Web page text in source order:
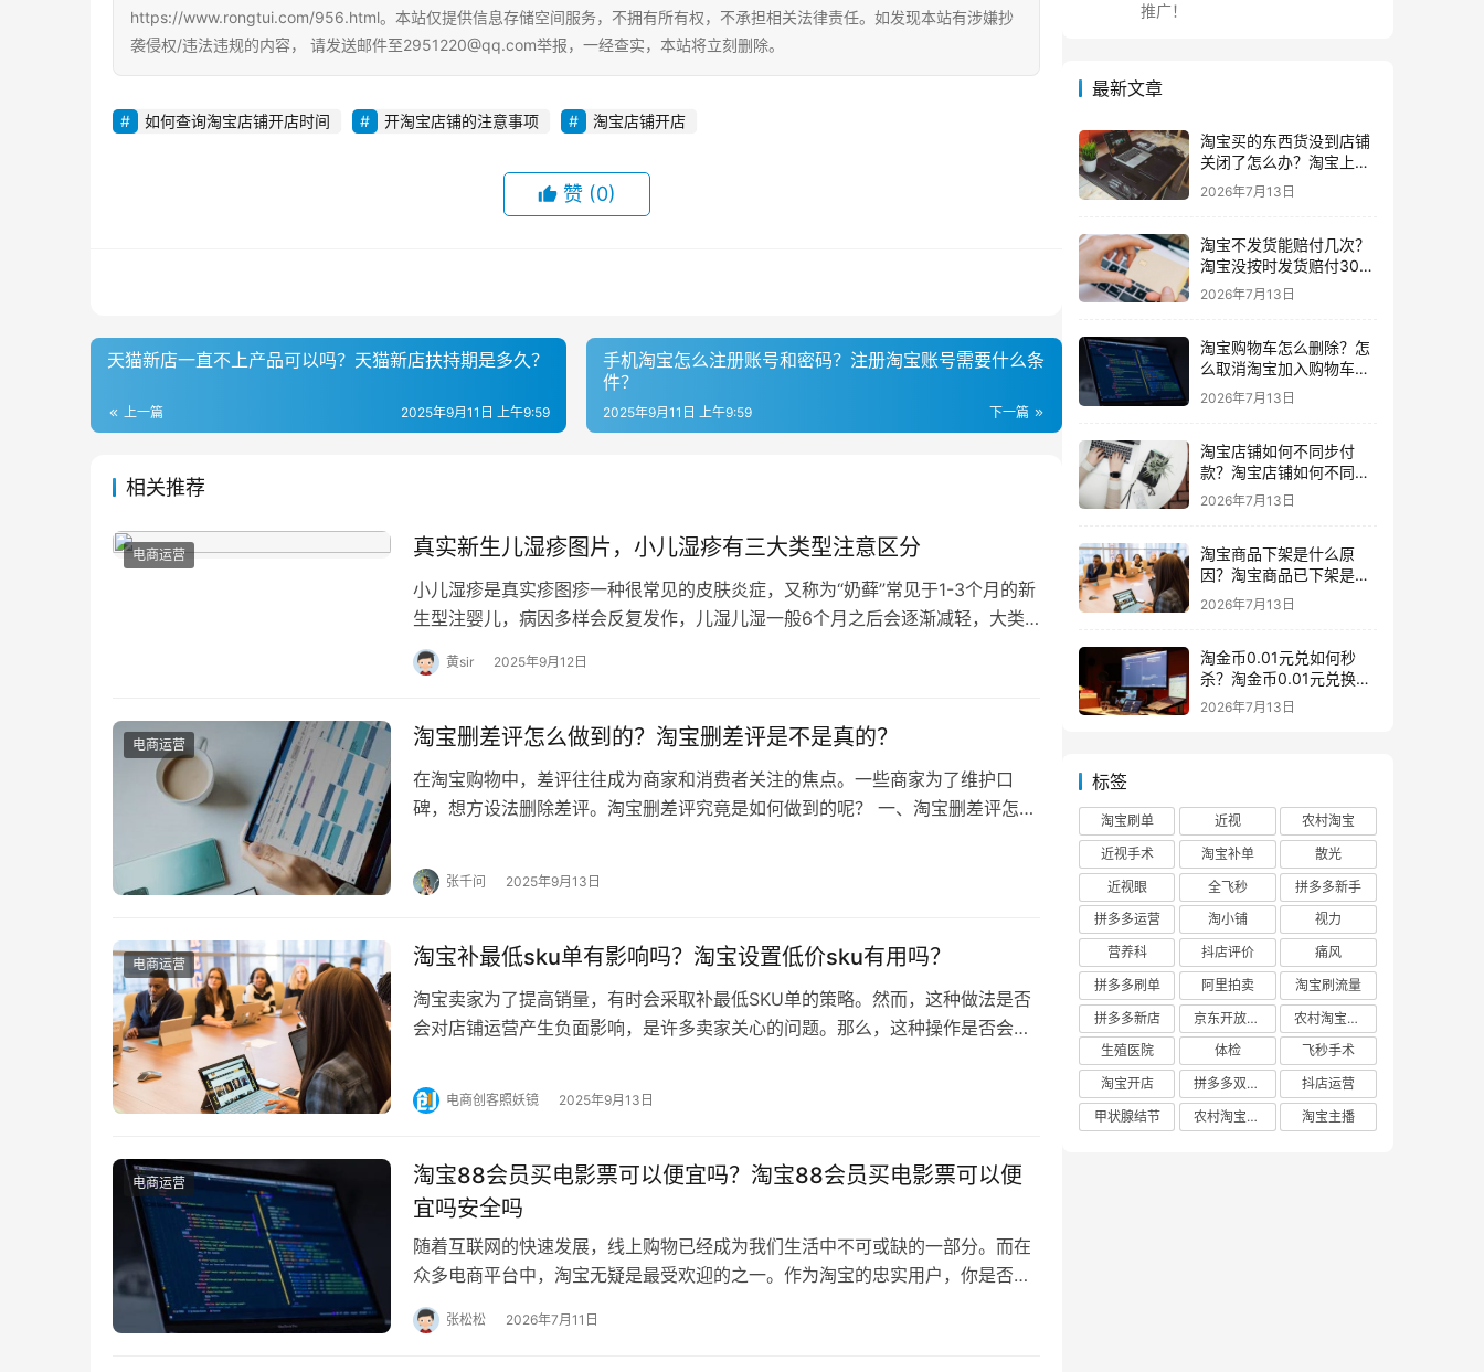
https://www.rongtui.com/956.html。本站仅提供信息存储空间服务，不拥有所有权，不承担相关法律责任。如发现本站有涉嫌抄
袭侵权/违法违规的内容， 请发送邮件至2951220@qq.com举报，一经查实，本站将立刻删除。
如何查询淘宝店铺开店时间 开淘宝店铺的注意事项 淘宝店铺开店
赞 (0)
天猫新店一直不上产品可以吗？天猫新店扶持期是多久？
上一篇 2025年9月11日 上午9:59
手机淘宝怎么注册账号和密码？注册淘宝账号需要什么条
件？
下一篇
2025年9月11日 上午9:59
相关推荐
电商运营 真实新生儿湿疹图片，小儿湿疹有三大类型注意区分
小儿湿疹是真实疹图疹一种很常见的皮肤炎症，又称为“奶藓”常见于1-3个月的新
生型注婴儿，病因多样会反复发作，儿湿儿湿一般6个月之后会逐渐减轻，大类
新生儿患上湿疹之后身上会有一块块的…
黄sir 2025年9月12日
电商运营 淘宝删差评怎么做到的？淘宝删差评是不是真的？
在淘宝购物中，差评往往成为商家和消费者关注的焦点。一些商家为了维护口
碑，想方设法删除差评。淘宝删差评究竟是如何做到的呢？ 一、淘宝删差评怎么
张千问 2025年9月13日
电商运营 淘宝补最低sku单有影响吗？淘宝设置低价sku有用吗？
淘宝卖家为了提高销量，有时会采取补最低SKU单的策略。然而，这种做法是否
会对店铺运营产生负面影响，是许多卖家关心的问题。那么，这种操作是否会对
电商创客照妖镜 2025年9月13日
电商运营
淘宝88会员买电影票可以便宜吗？淘宝88会员买电影票可以便
宜吗安全吗
随着互联网的快速发展，线上购物已经成为我们生活中不可或缺的一部分。而在
众多电商平台中，淘宝无疑是最受欢迎的之一。作为淘宝的忠实用户，你是否曾
经想过，成为淘宝88会员，是否真的能让你…
张松松 2026年7月11日
推广！
最新文章
淘宝买的东西货没到店铺
关闭了怎么办？淘宝上买
东西货没收到店铺关闭了
我可以申请退款吗
2026年7月13日
淘宝不发货能赔付几次？
淘宝没按时发货赔付30%
还会发货吗要赔付几次
2026年7月13日
淘宝购物车怎么删除？怎
么取消淘宝加入购物车的
东西
2026年7月13日
淘宝店铺如何不同步付
款？淘宝店铺如何不同步
闲鱼
2026年7月13日
淘宝商品下架是什么原
因？淘宝商品已下架是什
么意思一般下架是为什么
2026年7月13日
淘金币0.01元兑如何秒
杀？淘金币0.01元兑换在
哪如何兑换
2026年7月13日
标签
淘宝刷单 近视
农村淘宝
近视手术
淘宝补单
散光
近视眼
全飞秒
拼多多新手
拼多多运营
淘小铺
视力
营养科
抖店评价
痛风
拼多多刷单
阿里拍卖
淘宝刷流量
拼多多新店
京东开放平台
农村淘宝快递
生殖医院
体检
飞秒手术
淘宝开店
拼多多双十二
抖店运营
甲状腺结节
农村淘宝店铺 淘宝主播